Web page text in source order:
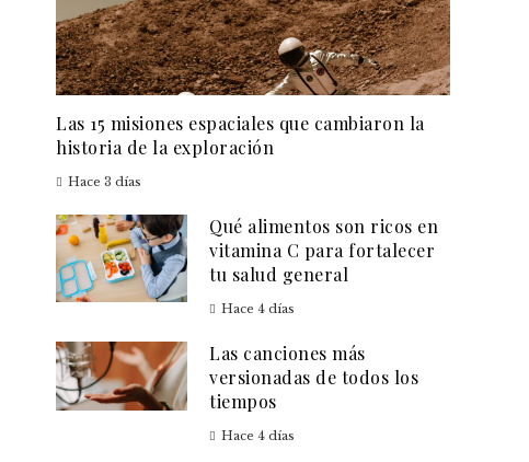
Las 15 misiones espaciales que cambiaron la
historia de la exploración
Hace 3 días
Qué alimentos son ricos en
vitamina C para fortalecer
tu salud general
Hace 4 días
Las canciones más
versionadas de todos los
tiempos
Hace 4 días